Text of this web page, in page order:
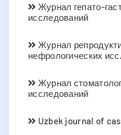
Журнал гепато-
исследований
Журнал
нефрологических
Журнал
исследований
Uzbek journal of